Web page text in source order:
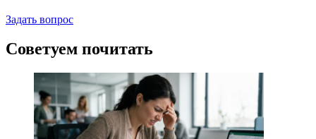
Задать вопрос
Советуем почитать